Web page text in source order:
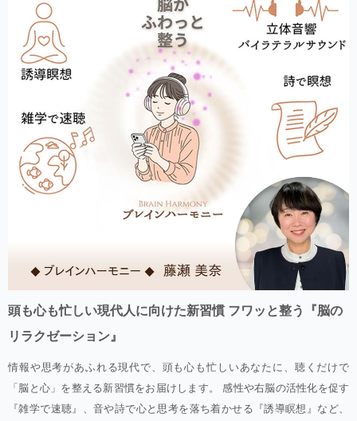
頭も心も忙しい現代人に向けた新習慣 フワッと整う『脳の
リラクゼーション』
情報や思考があふれる現代で、頭も心も忙しいあなたに、聴くだけで
「脳と心」を整える新習慣をお届けします。 感性や右脳の活性化を促す
『雑学で速聴』、音や詩で心と思考を落ち着かせる『誘導瞑想』など、